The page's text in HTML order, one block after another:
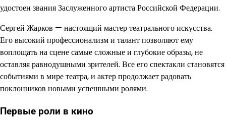
удостоен звания Заслуженного артиста Российской Федерации.
Сергей Жарков — настоящий мастер театрального искусства.
Его высокий профессионализм и талант позволяют ему
воплощать на сцене самые сложные и глубокие образы, не
оставляя равнодушными зрителей. Все его спектакли становятся
событиями в мире театра, и актер продолжает радовать
поклонников новыми успешными ролями.
Первые роли в кино